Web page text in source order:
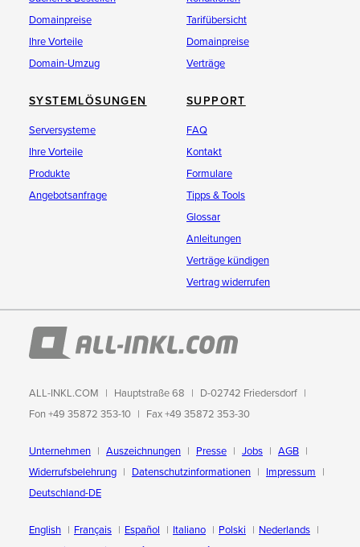
Domainpreise
Ihre Vorteile
Domain-Umzug
Tarifübersicht
Domainpreise
Verträge
SYSTEMLÖSUNGEN
Serversysteme
Ihre Vorteile
Produkte
Angebotsanfrage
SUPPORT
FAQ
Kontakt
Formulare
Tipps & Tools
Glossar
Anleitungen
Verträge kündigen
Vertrag widerrufen
ALL-INKL.COM Hauptstraße 68
D-02742 Friedersdorf
Fon +49 35872 353-10
Fax +49 35872 353-30
Unternehmen Auszeichnungen Presse Jobs
AGB
Widerrufsbelehrung
Datenschutzinformationen
Impressum
Deutschland-DE
English Français Español Italiano Polski
Nederlands